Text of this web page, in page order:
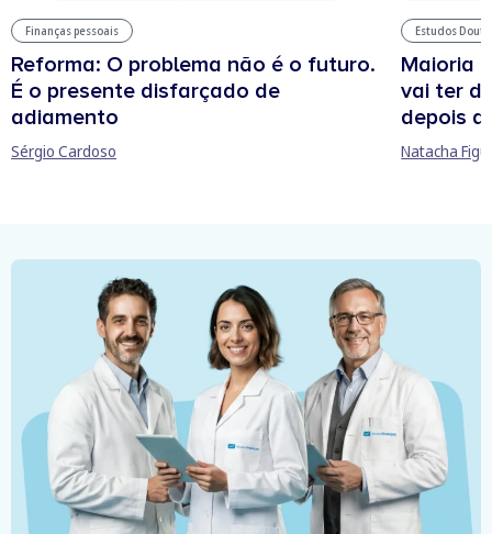
Finanças pessoais
Reforma: O problema não é o futuro.
É o presente disfarçado de
adiamento
Sérgio Cardoso
Estudos
Maioria
vai ter
depois
Natacha